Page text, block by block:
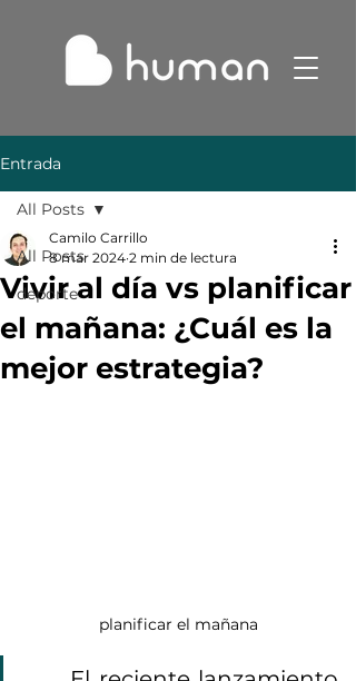
Entrada
All Posts
deporte
All Posts
Vivir al día vs planificar
el mañana: ¿Cuál es la
mejor estrategia?
Camilo Carrillo
8 mar 2024 2 min de lectura
planificar el mañana